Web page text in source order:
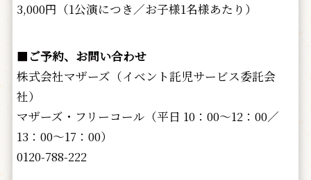
3,000円（1公演につき／お子様1名様あたり）
■ ご予約、お問い合わせ
株式会社マザーズ（イベント託児サービス委託会
社）
マザーズ・フリーコール（平日 10：00～12：00／
13：00～17：00）
0120-788-222